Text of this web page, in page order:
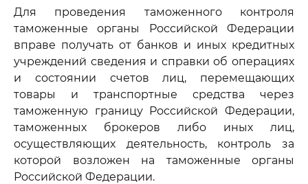
Для проведения таможенного контроля
таможенные органы Российской Федерации
вправе получать от банков и иных кредитных
учреждений сведения и справки об операциях
и состоянии счетов лиц, перемещающих
товары и транспортные средства через
таможенную границу Российской Федерации,
таможенных брокеров либо иных лиц,
осуществляющих деятельность, контроль за
которой возложен на таможенные органы
Российской Федерации.